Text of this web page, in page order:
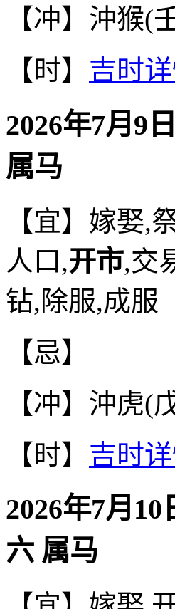
【冲】沖猴(
【时】 吉时
2026年7月9
属马
【宜】嫁娶,
人口,开市,交
钻,除服,成服
【忌】
【冲】沖虎(
【时】 吉时
2026年7月
六 属马